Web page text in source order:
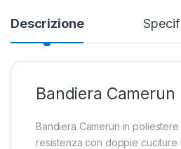
Descrizione
Bandiera Camerun
Bandiera Camerun in
resistenza con doppie cuciture